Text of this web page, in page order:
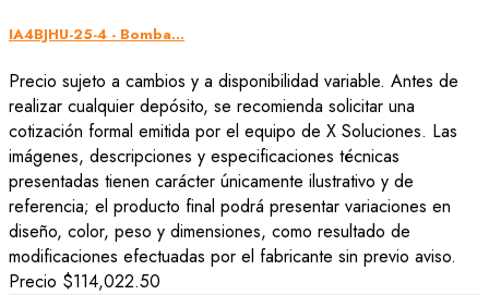
IA4BJHU-25-4 - Bomba...
Precio sujeto a cambios y a disponibilidad variable. Antes de
realizar cualquier depósito, se recomienda solicitar una
cotización formal emitida por el equipo de X Soluciones. Las
imágenes, descripciones y especificaciones técnicas
presentadas tienen carácter únicamente ilustrativo y de
referencia; el producto final podrá presentar variaciones en
diseño, color, peso y dimensiones, como resultado de
modificaciones efectuadas por el fabricante sin previo aviso.
Precio $114,022.50